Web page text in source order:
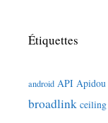
Étiquettes
android API Apidou
broadlink ceiling